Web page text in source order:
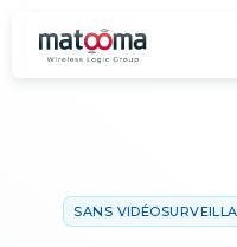
SANS